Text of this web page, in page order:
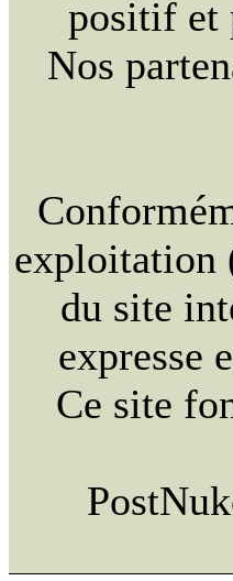
positif et
Nos
exploitation
du site
expresse
Ce site